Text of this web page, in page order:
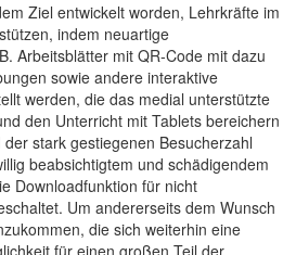
Ziel entwickelt worden, Lehrkräfte im
indem neuartige
Arbeitsblätter mit QR-Code mit dazu
sowie andere interaktive
werden, die das medial unterstützte
den Unterricht mit Tablets bereichern
stark gestiegenen Besucherzahl
beabsichtigtem und schädigendem
Downloadfunktion für nicht
Um andererseits dem Wunsch
die sich weiterhin eine
für einen großen Teil der